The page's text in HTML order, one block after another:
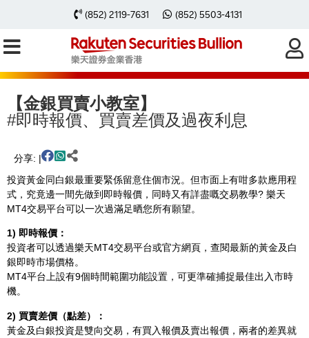
(852) 2119-7631 (852) 5503-4131
金銀入門 - 即時報價、買賣差價及過夜利息
【金銀買賣小教室】
#即時報價、買賣差價及過夜利息
分享: |
投資黃金同白銀最重要緊係留意住個市況。但市面上有咁多款應用程
式，究竟邊一間先做到即時報價，同時又有詳盡嘅交易教學? 樂天
MT4交易平台可以一次過滿足晒您所有願望。
1) 即時報價：
投資者可以透過樂天MT4交易平台或官方網頁，查閱最新的黃金及白
銀即時市場價格。
MT4平台上設有9️個時間範圍功能設置，可更準確捕捉最佳出入市時
機。
2) 買賣差價（點差）：
黃金及白銀投資是雙向交易，有買入報價及賣出報價，兩者的差異就